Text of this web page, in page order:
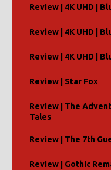
Review | 4K UHD |
Review | 4K UHD |
Review | 4K UHD |
Review | Star Fox
Review | The
Tales
Review | The 7th
Review | Gothic